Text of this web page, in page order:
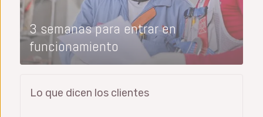
3 semanas para entrar en
funcionamiento
Lo que dicen los clientes